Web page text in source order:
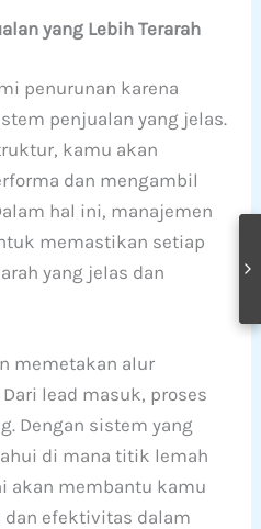
yang Lebih Terarah
penurunan karena
penjualan yang jelas.
kamu akan
dan mengambil
hal ini, manajemen
memastikan setiap
yang jelas dan
memetakan alur
lead masuk, proses
Dengan sistem yang
di mana titik lemah
akan membantu kamu
efektivitas dalam